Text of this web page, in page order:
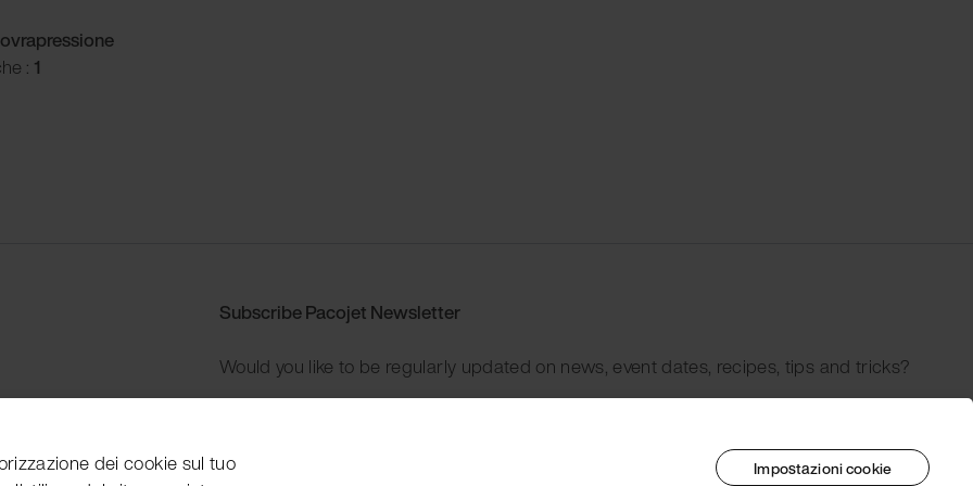
: 1
Subscribe Pacojet Newsletter
Would you like to be regularly updated on news, event dates, recipes, tips and tricks?
dei cookie sul tuo
Impostazioni cookie